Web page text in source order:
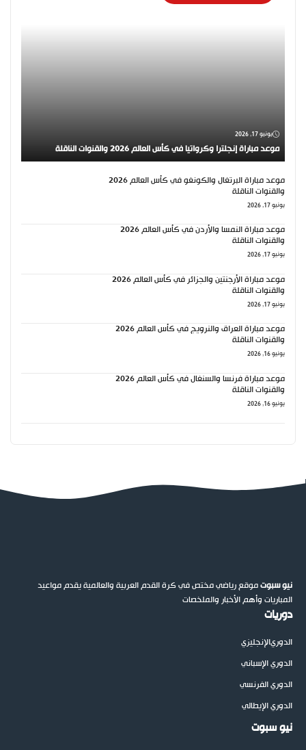
يونيو 17, 2026
موعد مباراة إنجلترا وكرواتيا في كأس العالم 2026 والقنوات الناقلة
موعد مباراة البرتغال والكونغو في كأس العالم 2026
والقنوات الناقلة
يونيو 17, 2026
موعد مباراة النمسا والأردن في كأس العالم 2026
والقنوات الناقلة
يونيو 17, 2026
موعد مباراة الأرجنتين والجزائر في كأس العالم 2026
والقنوات الناقلة
يونيو 17, 2026
موعد مباراة العراق والنرويج في كأس العالم 2026
والقنوات الناقلة
يونيو 16, 2026
موعد مباراة فرنسا والسنغال في كأس العالم 2026
والقنوات الناقلة
يونيو 16, 2026
نيو سبوتموقع رياضي مختص في كرة القدم العربية والعالمية يقدم مواعيد
المباريات وأهم الأخبار والملخصات
دوريات
الدوريالإنجليزي
الدوري الإسباني
الدوري الفرنسي
الدوري الإيطالي
نيو سبوت